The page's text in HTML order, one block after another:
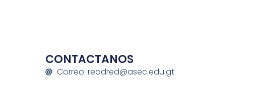
CONTACTANOS
Correo: readred@asec.edu.gt